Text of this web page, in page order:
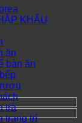
KHẨU
ăn
bàn ăn
trà
trang trí